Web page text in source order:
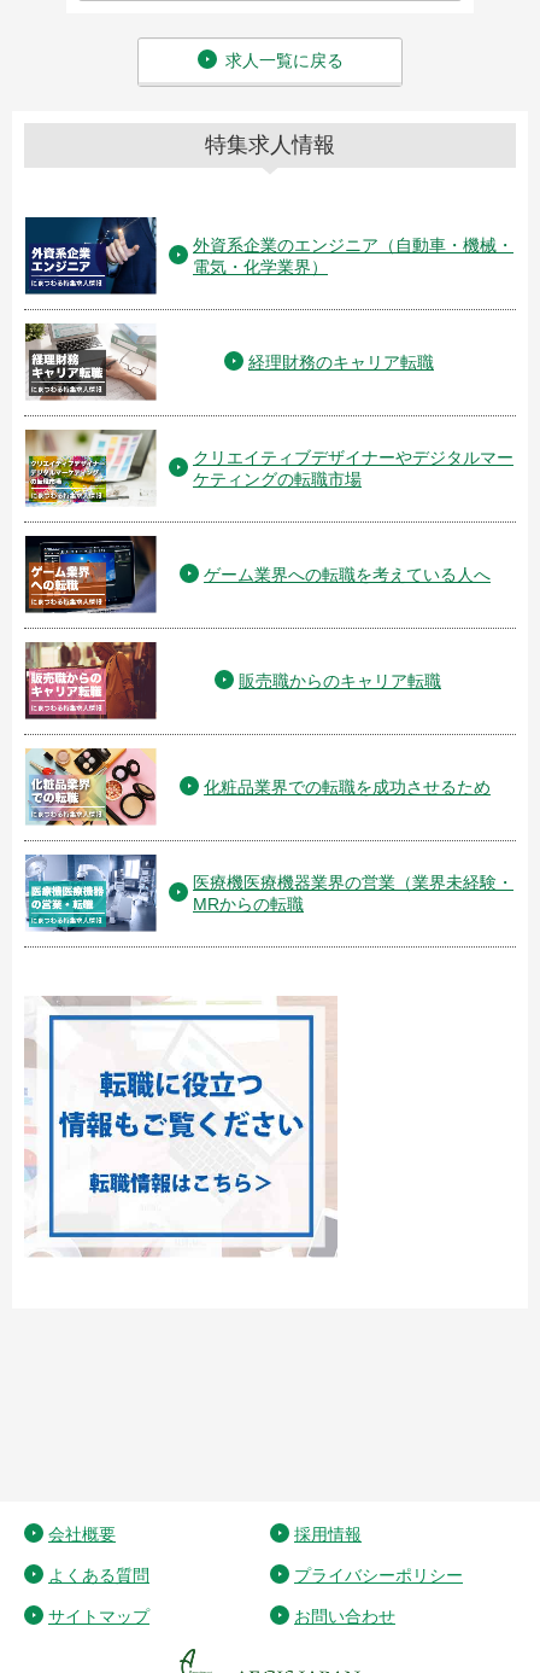
求人一覧に戻る
特集求人情報
外資系企業のエンジニア（自動車・機械・
電気・化学業界）
経理財務のキャリア転職
クリエイティブデザイナーやデジタルマー
ケティングの転職市場
ゲーム業界への転職を考えている人へ
販売職からのキャリア転職
化粧品業界での転職を成功させるため
医療機医療機器業界の営業（業界未経験・
MRからの転職
会社概要 採用情報
よくある質問 プライバシーポリシー
サイトマップ お問い合わせ